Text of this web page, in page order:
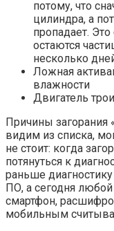
потому, что
цилиндра, а
пропадает. Это
остаются
несколько
Ложная
влажности
Двигатель
Причины загорания
видим из списка,
не стоит: когда
потянуться к
раньше
ПО, а сегодня
смартфон,
мобильным